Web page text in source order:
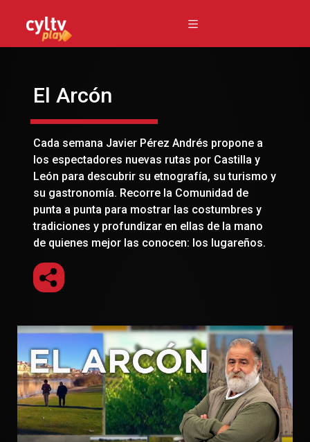
El Arcón
Cada semana Javier Pérez Andrés propone a
los espectadores nuevas rutas por Castilla y
León para descubrir su etnografía, su turismo y
su gastronomía. Recorre la Comunidad de
punta a punta para mostrar las costumbres y
tradiciones y profundizar en ellas de la mano
de quienes mejor las conocen: los lugareños.